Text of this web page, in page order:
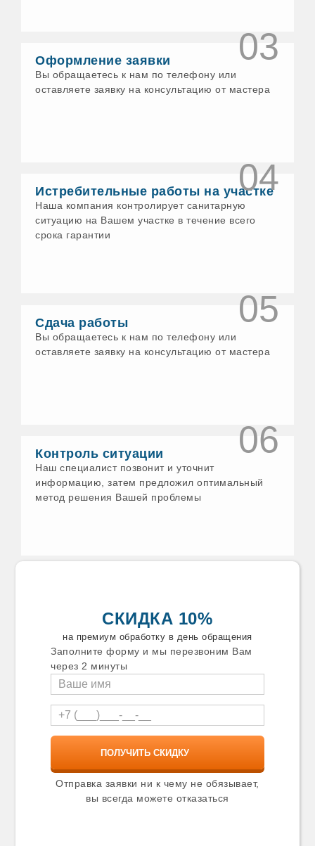
03
Оформление заявки
Вы обращаетесь к нам по телефону или
оставляете заявку на консультацию от мастера
04
Истребительные работы на участке
Наша компания контролирует санитарную
ситуацию на Вашем участке в течение всего
срока гарантии
05
Сдача работы
Вы обращаетесь к нам по телефону или
оставляете заявку на консультацию от мастера
06
Контроль ситуации
Наш специалист позвонит и уточнит
информацию, затем предложил оптимальный
метод решения Вашей проблемы
СКИДКА 10%
на премиум обработку в день обращения
Заполните форму и мы перезвоним Вам
через 2 минуты
Отправка заявки ни к чему не обязывает,
вы всегда можете отказаться